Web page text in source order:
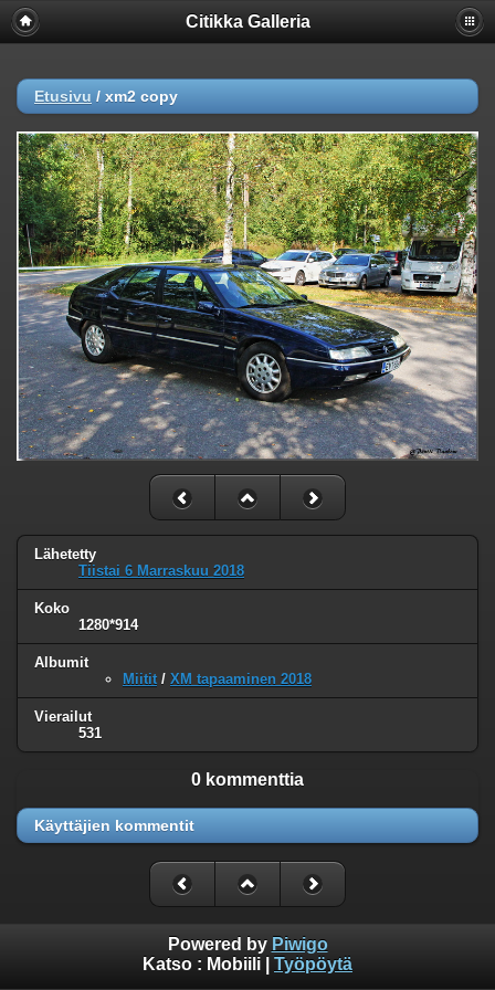
Citikka Galleria
Etusivu / xm2 copy
Lähetetty
Tiistai 6 Marraskuu 2018
Koko
1280*914
Albumit
Miitit / XM tapaaminen 2018
Vierailut
531
0 kommenttia
Käyttäjien kommentit
Powered by Piwigo
Katso : Mobiili Työpöytä